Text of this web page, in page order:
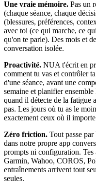
Une vraie mémoire. Pas un
(chaque séance, chaque
(blessures, préférences,
avec toi (ce qui marche, ce
qu'on te parle). Des mois et
conversation isolée.
Proactivité. NUA t'écrit en
comment tu vas et contrôler
d'une séance, avant une
semaine et planifier
quand il détecte de la fatigue
pas. Les jours où tu as le
exactement ceux où il
Zéro friction. Tout passe
dans notre propre app
prompts ni configuration.
Garmin, Wahoo, COROS,
entraînements arrivent tout
seules.